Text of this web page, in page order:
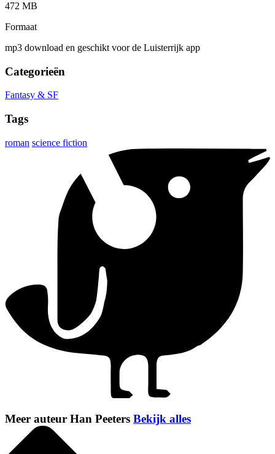
472 MB
Formaat
mp3 download en geschikt voor de Luisterrijk app
Categorieën
Fantasy & SF
Tags
roman science fiction
Meer auteur Han Peeters Bekijk alles